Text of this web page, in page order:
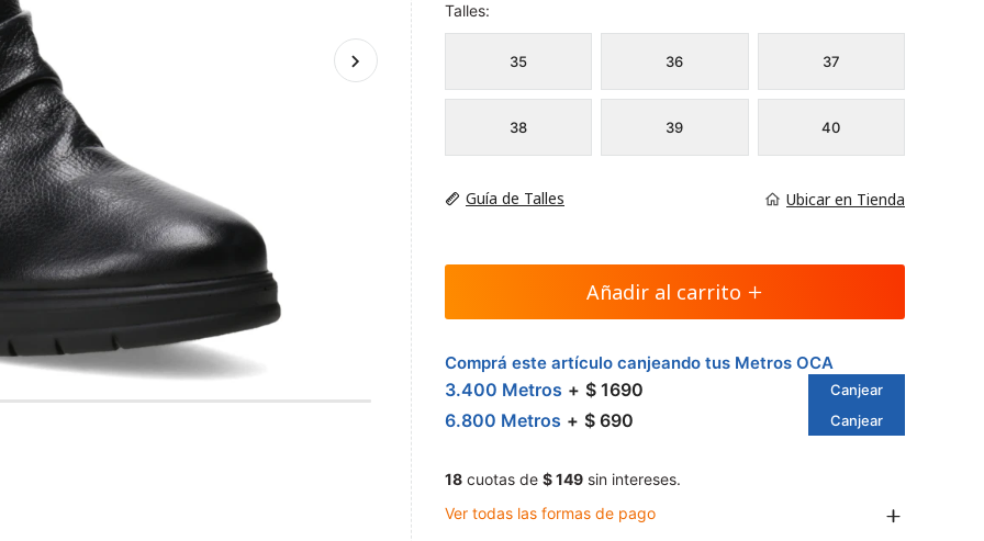
Talles:
35 36 37
38 39 40
Guía de Talles Ubicar en Tienda
Añadir al carrito
Comprá este artículo canjeando tus Metros OCA
3.400 Metros $ 1690 Canjear
6.800 Metros $ 690 Canjear
18 cuotas de $ 149 sin intereses.
Ver todas las formas de pago